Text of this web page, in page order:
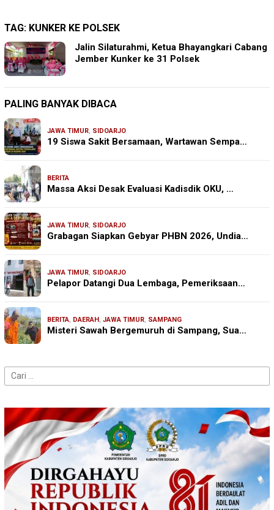
TAG: KUNKER KE POLSEK
Jalin Silaturahmi, Ketua Bhayangkari Cabang
Jember Kunker ke 31 Polsek
PALING BANYAK DIBACA
JAWA TIMUR, SIDOARJO
19 Siswa Sakit Bersamaan, Wartawan Sempa…
BERITA
Massa Aksi Desak Evaluasi Kadisdik OKU, …
JAWA TIMUR, SIDOARJO
Grabagan Siapkan Gebyar PHBN 2026, Undia…
JAWA TIMUR, SIDOARJO
Pelapor Datangi Dua Lembaga, Pemeriksaan…
BERITA, DAERAH, JAWA TIMUR, SAMPANG
Misteri Sawah Bergemuruh di Sampang, Sua…
Cari
untuk: